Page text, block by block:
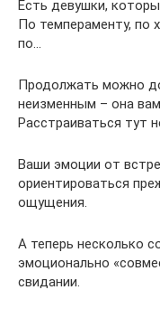
Есть девушки,
По темпераменту, по
по…
Продолжать можно
неизменным – она
Расстраиваться тут
Ваши эмоции от
ориентироваться
ощущения.
А теперь несколько
эмоционально
свидании.